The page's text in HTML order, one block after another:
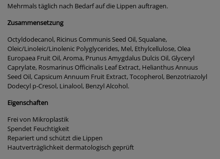
Mehrmals täglich nach Bedarf auf die Lippen auftragen.
Zusammensetzung
Octyldodecanol, Ricinus Communis Seed Oil, Squalane,
Oleic/Linoleic/Linolenic Polyglycerides, Mel, Ethylcellulose, Olea
Europaea Fruit Oil, Aroma, Prunus Amygdalus Dulcis Oil, Glyceryl
Caprylate, Rosmarinus Officinalis Leaf Extract, Helianthus Annuus
Seed Oil, Capsicum Annuum Fruit Extract, Tocopherol, Benzotriazolyl
Dodecyl p-Cresol, Linalool, Benzyl Alcohol.
Eigenschaften
Frei von Mikroplastik
Spendet Feuchtigkeit
Repariert und schützt die Lippen
Hautverträglichkeit dermatologisch geprüft